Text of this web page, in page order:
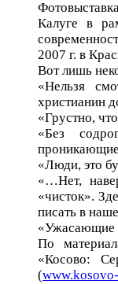
Калуге в
2007 г. в
Вот лишь
«Нельзя
христианин
«Грустно,
«Без
«Люди, это
«…Нет,
«чисток».
писать в
«Ужасающие
По
«Косово:
(